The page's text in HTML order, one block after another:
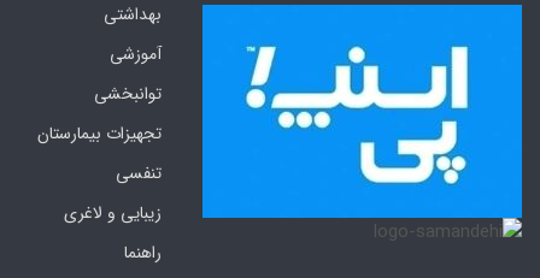
بهداشتی
آموزشی
توانبخشی
تجهیزات بیمارستان
تنفسی
زیبایی و لاغری
راهنما